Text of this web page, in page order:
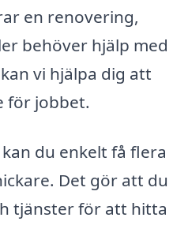
en renovering,
behöver hjälp med
vi hjälpa dig att
för jobbet.
du enkelt få flera
Det gör att du
tjänster för att hitta